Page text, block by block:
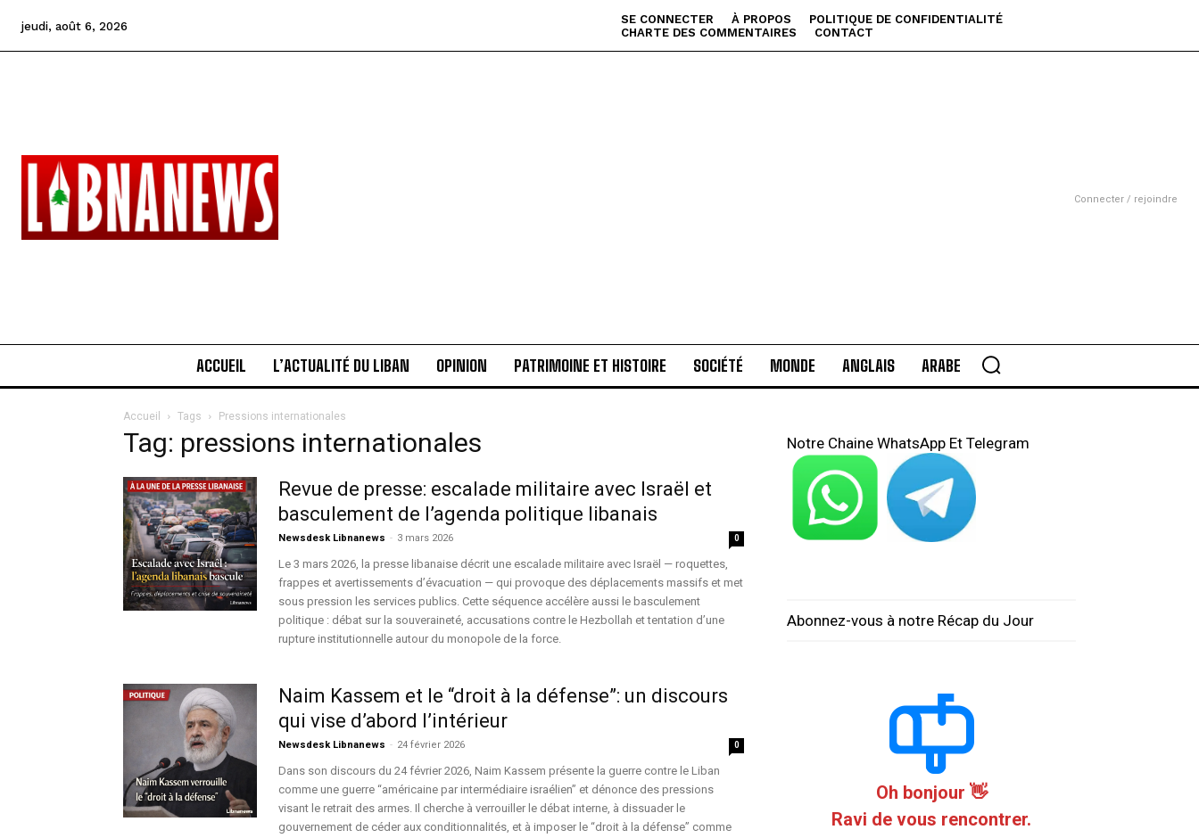
jeudi, août 6, 2026 SE CONNECTER À PROPOS
POLITIQUE DE CONFIDENTIALITÉ
CHARTE DES COMMENTAIRES
CONTACT
Connecter / rejoindre
ACCUEIL L’ACTUALITÉ DU LIBAN OPINION PATRIMOINE ET HISTOIRE SOCIÉTÉ MONDE ANGLAIS ARABE
Accueil Tags Pressions internationales
Tag: pressions internationales
Revue de presse: escalade militaire avec Israël et
basculement de l’agenda politique libanais
Newsdesk Libnanews - 3 mars 2026 0
Le 3 mars 2026, la presse libanaise décrit une escalade militaire avec Israël — roquettes,
frappes et avertissements d’évacuation — qui provoque des déplacements massifs et met
sous pression les services publics. Cette séquence accélère aussi le basculement
politique : débat sur la souveraineté, accusations contre le Hezbollah et tentation d’une
rupture institutionnelle autour du monopole de la force.
Naim Kassem et le “droit à la défense”: un discours
qui vise d’abord l’intérieur
Newsdesk Libnanews - 24 février 2026 0
Dans son discours du 24 février 2026, Naim Kassem présente la guerre contre le Liban
comme une guerre “américaine par intermédiaire israélien” et dénonce des pressions
visant le retrait des armes. Il cherche à verrouiller le débat interne, à dissuader le
gouvernement de céder aux conditionnalités, et à imposer le “droit à la défense” comme
Notre Chaine WhatsApp Et Telegram
Abonnez-vous à notre Récap du Jour
Oh bonjour 👋
Ravi de vous rencontrer.